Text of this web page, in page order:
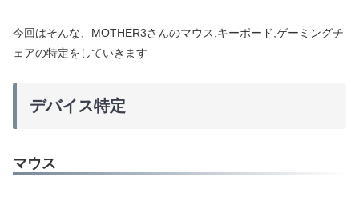
今回はそんな、MOTHER3さんのマウス,キーボード,ゲーミングチ
ェアの特定をしていきます
デバイス特定
マウス